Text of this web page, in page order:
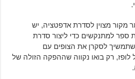
מקור מצוין לסדרת אדפטציה, יש
ספר למתנקשים כדי ליצור סדרת
שתמשיך לסקרן את הצופים עם
לופז, רק בואו נקווה שההפקה הזולה של